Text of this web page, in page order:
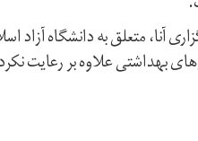
آنا،‌ متعلق به دانشگاه آزاد
بهداشتی علاوه بر رعایت